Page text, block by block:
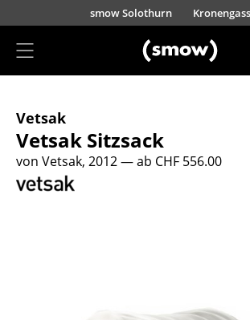
Direkt zum Inhaltsmow Solothurn
Sitzmöbel
Esszimmerstühle
Sofas
Vetsak
Vetsak Sitzsack
von Vetsak, 2012— ab CHF 556.00